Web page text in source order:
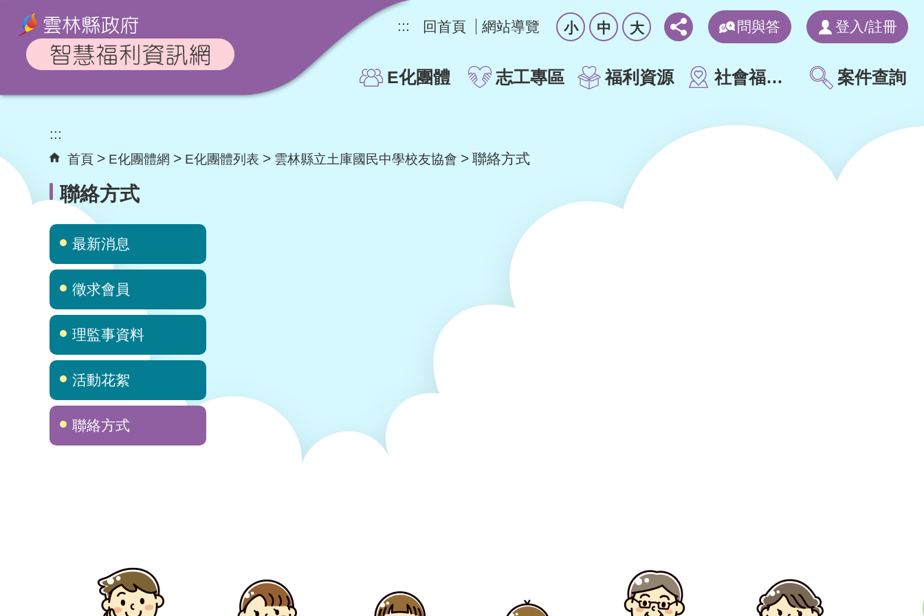
跳到主要內容區
::: 回首頁 網站導覽 小 中 大 問與答 登入/註冊
E化團體 志工專區 福利資源 社會福利地圖 案件查詢
:::
首頁 E化團體網 E化團體列表 雲林縣立土庫國民中學校友協會 聯絡方式
聯絡方式
最新消息
徵求會員
理監事資料
活動花絮
聯絡方式